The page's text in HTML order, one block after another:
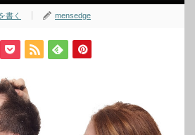
書く mensedge